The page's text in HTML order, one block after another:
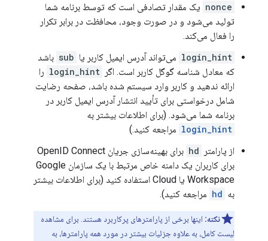
nonce یک مقدار تصادفی است که توسط برنامه شما
تولید می‌شود و در صورت وجود، محافظت در برابر تکرار
را فعال می‌کند.
login_hint می‌تواند آدرس ایمیل کاربر یا sub باشد
که معادل شناسه گوگل کاربر است. اگر login_hint را
ارائه ندهید و کاربر وارد سیستم شده باشد، صفحه رضایت
شامل درخواستی برای تأیید انتشار آدرس ایمیل کاربر در
برنامه شما می‌شود. (برای اطلاعات بیشتر به
login_hint مراجعه کنید.)
از پارامتر
hd
برای بهینه‌سازی جریان OpenID Connect
برای کاربران یک دامنه خاص مرتبط با یک سازمان Google
Workspace یا Cloud استفاده کنید (برای اطلاعات بیشتر
به hd مراجعه کنید).
نکته: اینها برخی از پارامترهای پرکاربرد هستند. برای مشاهده
لیست کامل، به علاوه جزئیات بیشتر در مورد همه پارامترها، به